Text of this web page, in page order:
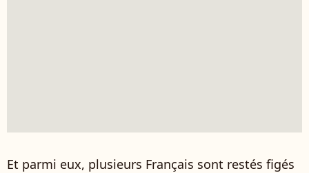
Et parmi eux, plusieurs Français sont restés figés